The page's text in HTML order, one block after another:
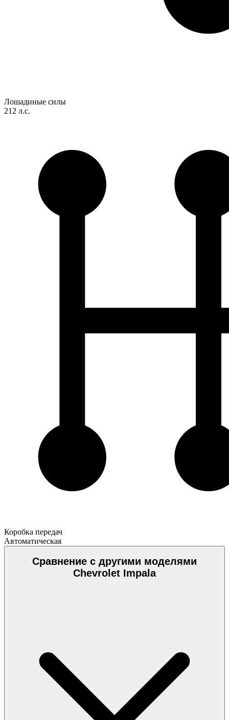
Лошадиные силы
212 л.с.
Коробка передач
Автоматическая
Сравнение с другими моделями
Chevrolet Impala